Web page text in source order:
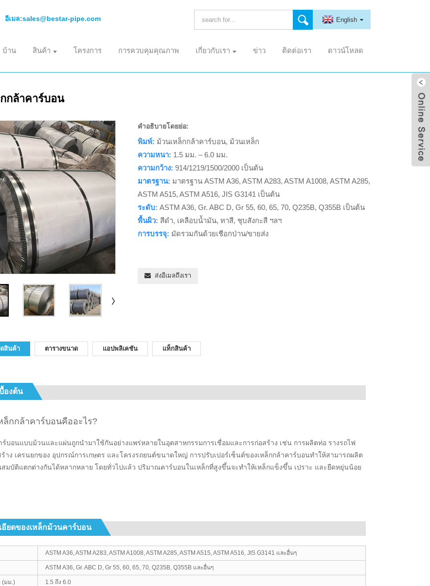
อีเมล:sales@bestar-pipe.com English
บ้าน สินค้า โครงการ การควบคุมคุณภาพ เกี่ยวกับเรา ข่าว ติดต่อเรา ดาวน์โหลด
กล้าคาร์บอน
คำอธิบายโดยย่อ:
พิมพ์: ม้วนเหล็กกล้าคาร์บอน, ม้วนเหล็ก
ความหนา: 1.5 มม. – 6.0 มม.
ความกว้าง: 914/1219/1500/2000 เป็นต้น
มาตรฐาน: มาตรฐาน ASTM A36, ASTM A283, ASTM A1008, ASTM A285,
ASTM A515, ASTM A516, JIS G3141 เป็นต้น
ระดับ: ASTM A36, Gr. ABC D, Gr 55, 60, 65, 70, Q235B, Q355B เป็นต้น
พื้นผิว: สีดำ, เคลือบน้ำมัน, ทาสี, ชุบสังกะสี ฯลฯ
การบรรจุ: มัดรวมกันด้วยเชือกป่าน/ขายส่ง
ส่งอีเมลถึงเรา
ดสินค้า ตารางขนาด แอปพลิเคชัน แท็กสินค้า
องต้น
ล็กกล้าคาร์บอนคืออะไร?
ร์บอนแบบม้วนและแผ่นถูกนำมาใช้กันอย่างแพร่หลายในอุตสาหกรรมการเชื่อมและการก่อสร้าง เช่น การผลิตท่อ รางรถไฟ
าง เครนยกของ อุปกรณ์การเกษตร และโครงรถยนต์ขนาดใหญ่ การปรับเปอร์เซ็นต์ของเหล็กกล้าคาร์บอนทำให้สามารถผลิต
มบัติแตกต่างกันได้หลากหลาย โดยทั่วไปแล้ว ปริมาณคาร์บอนในเหล็กที่สูงขึ้นจะทำให้เหล็กแข็งขึ้น เปราะ และยืดหยุ่นน้อย
อียดของเหล็กม้วนคาร์บอน
ASTM A36, ASTM A283, ASTM A1008, ASTM A285, ASTM A515, ASTM A516, JIS G3141 และอื่นๆ
ASTM A36, Gr. ABC D, Gr 55, 60, 65, 70, Q235B, Q355B และอื่นๆ
(มม.) 1.5 ถึง 6.0